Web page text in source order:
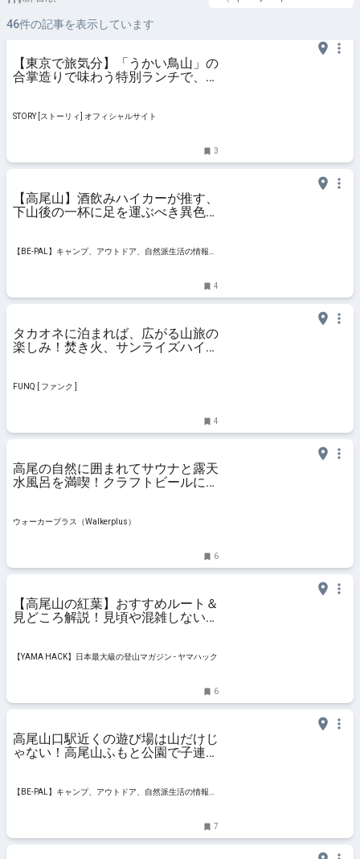
46件の記事を表示しています
【東京で旅気分】「うかい鳥山」の
合掌造りで味わう特別ランチで、伝
STORY [ストーリィ] オフィシャルサイト
3
【高尾山】酒飲みハイカーが推す、
下山後の一杯に足を運ぶべき異色カ
ンプ、アウトドア、自然派生活の情
【BE-PAL】キャンプ、アウトドア、自然派生活の情報源
4
タカオネに泊まれば、広がる山旅の
楽しみ！焚き火、サンライズハイ
FUNQ [ ファンク ]
4
高尾の自然に囲まれてサウナと露天
水風呂を満喫！クラフトビールにサ
ウォーカープラス
ウォーカープラス（Walkerplus）
6
【高尾山の紅葉】おすすめルート＆
見どころ解説！見頃や混雑しない時
【YAMA HACK】日本最大級の登山マガジン - ヤマハック
6
高尾山口駅近くの遊び場は山だけじ
ゃない！高尾山ふもと公園で子連れ
ア、自然派生活の情報源ビーパル
【BE-PAL】キャンプ、アウトドア、自然派生活の情報源
7